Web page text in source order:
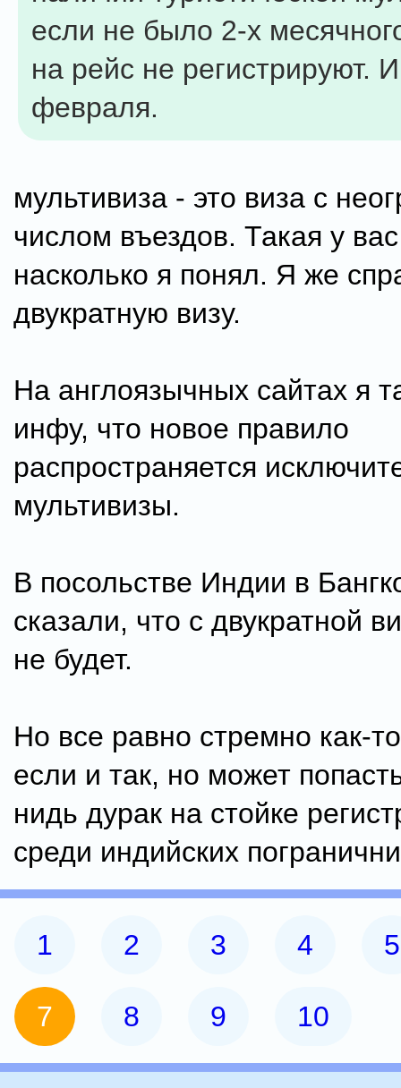
если не было 2-х
на рейс не регистрируют.
февраля.
мультивиза - это виза с
числом въездов. Такая у
насколько я понял. Я же
двукратную визу.
На англоязычных сайтах я
инфу, что новое правило
распространяется
мультивизы.
В посольстве Индии в
сказали, что с двукратной
не будет.
Но все равно стремно как-
если и так, но может
нидь дурак на стойке
среди индийских
1 2 3 4 5
7 8 9 10